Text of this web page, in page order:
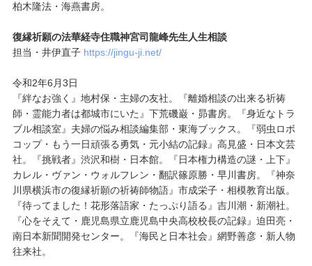
柏木隆法・海燕書房。
復縁祈願の法華経寺住職神宮司龍峰先生人生相談
担当・井伊直子 https://jingu-ji.net/
令和2年6月3日
『絆なお強く』地村保・主婦の友社。『離婚相談の出来る祈祷
師・霊能力者は都城市にいた』下荒磯巌・昴書房。『身近なトラ
ブル相談室』夫婦の悩み相談編集部・東海ブックス。『弱虫ロボ
コップ・もう一日頑張る勇気・元小結の記録』高見盛・日本文芸
社。『挑戦者』渋沢和樹・日本館。『日本権力構造の謎・上下』
カレル・ヴァン・ウォルフレン・翻訳篠原勝・早川書房。『神奈
川県横浜市の復縁祈願の祈祷師物語』市成栄子・相模教育出版。
『待ってました！花形落語家・たっぷり語る』吉川潮・新潮社。
『心をそえて・鹿児島県立鹿児島中央高校校長の記録』迫田亮・
南日本新聞開発センター。『海民と日本社会』網野善彦・新人物
往来社。